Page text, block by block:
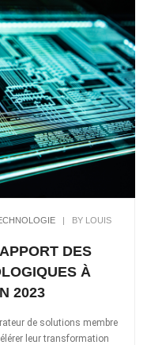
|
BY LOUIS
DES
À
2023
de solutions membre
leur transformation